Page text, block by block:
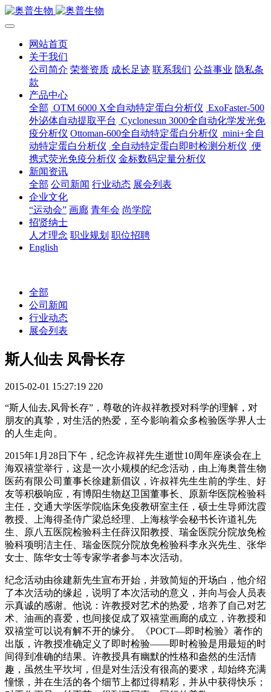
网站首页
关于我们
公司简介 荣誉资质 成长足迹 联系我们 公益事业 隐私条
款
产品中心
全部 OTM 6000 X全自动特定蛋白分析仪 ExoFaster-500
外泌体自动提取平台 Cyclonesun 3000全自动化学发光免
疫分析仪 Ottoman-600全自动特定蛋白分析仪 mini+全自
动特定蛋白分析仪 全自动特定蛋白即时检测分析仪 便
携式荧光免疫分析仪 金标数码定量分析仪
新闻资讯
全部 公司新闻 行业动态 展会列表
企业文化
“运动会” 画廊 青年会 尚学院
招贤纳士
人才理念 职业规划 职位招聘
English
全部
公司新闻
行业动态
展会列表
斯人仙去 风骨长存
2015-02-01 15:27:19 220
“斯人仙去,风骨长存”，尊敬的许叔祥教授对科学的理解，对
朋友的真挚，对生活的热爱，至今影响着众多检验医学界人士
的人生走向。
2015年1月28日下午，纪念许叔祥先生逝世10周年座谈会在上
海双禧堂举行，这是一次小规模的纪念活动，由上海奥普生物
医药有限公司董事长徐建新倡议，许叔祥先生生前的学生、好
友等积极响应，有博阳生物赵卫国董事长、原新华医院检验科
主任，交通大学医学院临床免疫教研室主任，硕士生导师沈霞
教授、上海得圣侍广梁总经理、上海核学会秘书长许道礼先
生、原八五医院检验科主任薛汉阳教授、瑞金医院分院放免检
验科项明洁主任、瑞金医院分院放免检验科李永兴先生、张华
女士、陈华女士等专家学者参与本次活动。
纪念活动由徐建新先生宣布开始，并致简短的开场白，他介绍
了本次活动的缘起，说明了本次活动的意义，并向与会人员表
示真诚的感谢。他说：许教授对艺术的热爱，培养了自己对艺
术、油画的喜爱，也间接促成了双禧堂画廊的成立，许教授和
双禧堂可以说有解不开的缘分。《POCT—即时检验》著作的
出版，许教授准确定义了即时检验——即时检验是用最短的时
间得到准确的结果。许教授具有幽默的性格和盎然的生活情
趣，虽然生平坎坷，但是对生活没有很高的要求，却始终充满
憧憬，并在生活的各个细节上都过得精彩，并从中获得快乐；